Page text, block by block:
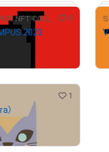
# 308/777
# 8949/12000
NAGOYA GRAMPUS NFT COLLECTION 0
2023
1
）